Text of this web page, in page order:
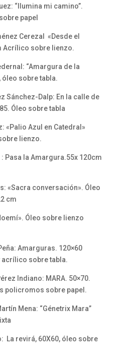
“Ilumina mi camino”.
papel
Cerezal «Desde el
Acrílico sobre lienzo.
“Amargura de la
óleo sobre tabla.
Sánchez-Dalp: En la calle de
Óleo sobre tabla
«Palio Azul en Catedral»
lienzo.
Pasa la Amargura.55x 120cm
«Sacra conversación». Óleo
cm
Óleo sobre lienzo
Amarguras. 120×60
acrílico sobre tabla.
Indiano: MARA. 50×70.
policromos sobre papel.
Mena: “Génetrix Mara”
La revirá, 60X60, óleo sobre